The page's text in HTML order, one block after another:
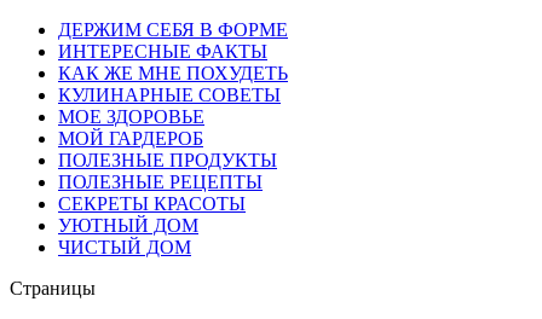
ДЕРЖИМ СЕБЯ В ФОРМЕ
ИНТЕРЕСНЫЕ ФАКТЫ
КАК ЖЕ МНЕ ПОХУДЕТЬ
КУЛИНАРНЫЕ СОВЕТЫ
МОЕ ЗДОРОВЬЕ
МОЙ ГАРДЕРОБ
ПОЛЕЗНЫЕ ПРОДУКТЫ
ПОЛЕЗНЫЕ РЕЦЕПТЫ
СЕКРЕТЫ КРАСОТЫ
УЮТНЫЙ ДОМ
ЧИСТЫЙ ДОМ
Страницы